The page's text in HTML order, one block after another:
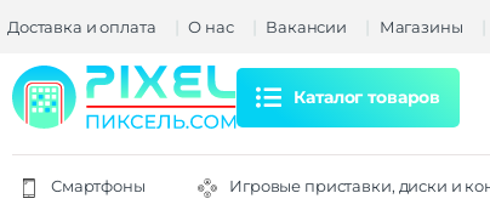
Доставка и оплата О нас Вакансии Магазины
Каталог товаров
Смартфоны Игровые приставки, диски и